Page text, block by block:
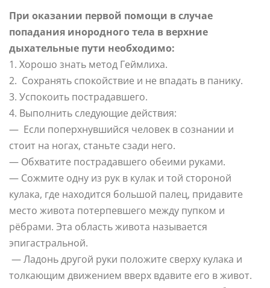
При оказании первой помощи в случае
попадания инородного тела в верхние
дыхательные пути необходимо:
1. Хорошо знать метод Геймлиха.
2. Сохранять спокойствие и не впадать в панику.
3. Успокоить пострадавшего.
4. Выполнить следующие действия:
— Если поперхнувшийся человек в сознании и
стоит на ногах, станьте сзади него.
— Обхватите пострадавшего обеими руками.
— Сожмите одну из рук в кулак и той стороной
кулака, где находится большой палец, придавите
место живота потерпевшего между пупком и
рёбрами. Эта область живота называется
эпигастральной.
— Ладонь другой руки положите сверху кулака и
толкающим движением вверх вдавите его в живот.